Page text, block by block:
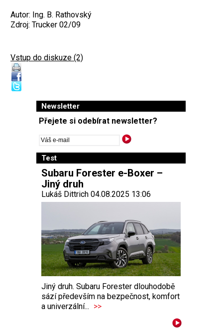
Autor: Ing. B. Rathovský
Zdroj: Trucker 02/09
Vstup do diskuze (2)
Newsletter
Přejete si odebírat newsletter?
Test
Subaru Forester e-Boxer –
Jiný druh
Lukáš Dittrich 04.08.2025 13:06
Jiný druh. Subaru Forester dlouhodobě
sází především na bezpečnost, komfort
a univerzální... >>